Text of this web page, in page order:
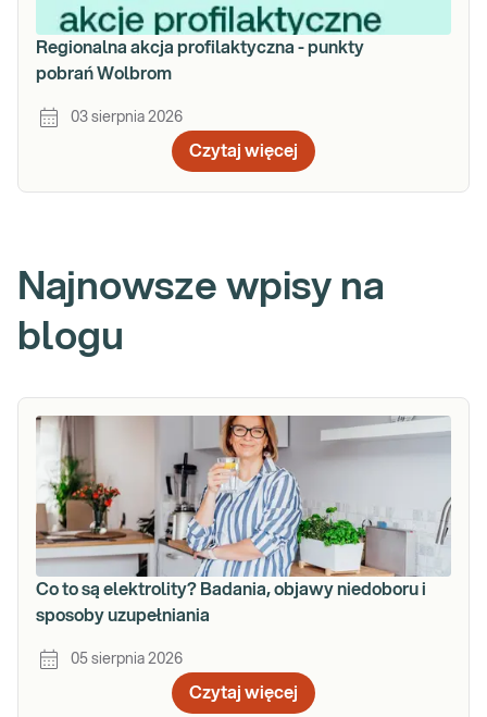
Regionalna akcja profilaktyczna - punkty
pobrań Wolbrom
03 sierpnia 2026
Czytaj więcej
Najnowsze wpisy na
blogu
Co to są elektrolity? Badania, objawy niedoboru i
sposoby uzupełniania
05 sierpnia 2026
Czytaj więcej